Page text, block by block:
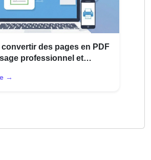
des pages en PDF
professionnel et
→